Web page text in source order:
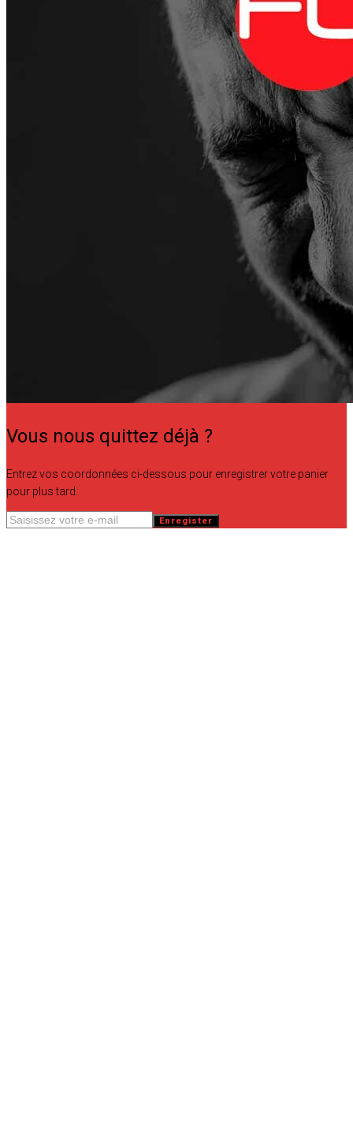
Vous nous quittez déjà ?
Entrez vos coordonnées ci-dessous pour enregistrer votre panier
pour plus tard.
Enregister